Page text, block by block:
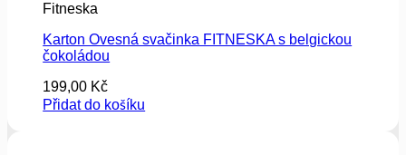
Fitneska
Karton Ovesná svačinka FITNESKA s belgickou
čokoládou
199,00 Kč
Přidat do košíku